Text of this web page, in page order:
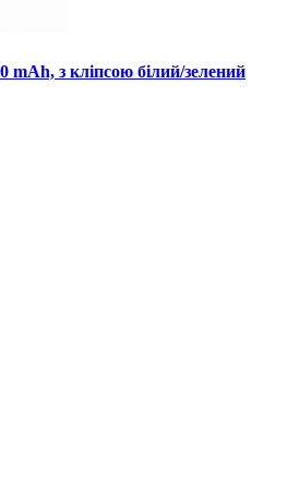
з кліпсою білий/зелений